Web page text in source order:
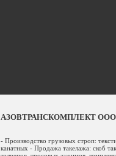
АЗОВТРАНСКОМПЛЕКТ ООО
- Производство грузовых строп:
канатных - Продажа такелажа: скоб